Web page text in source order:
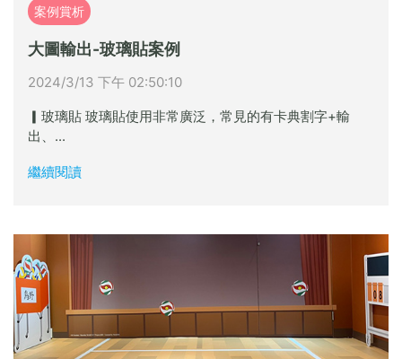
案例賞析
大圖輸出-玻璃貼案例
2024/3/13 下午 02:50:10
▎玻璃貼 玻璃貼使用非常廣泛，常見的有卡典割字+輸
出、...
繼續閱讀